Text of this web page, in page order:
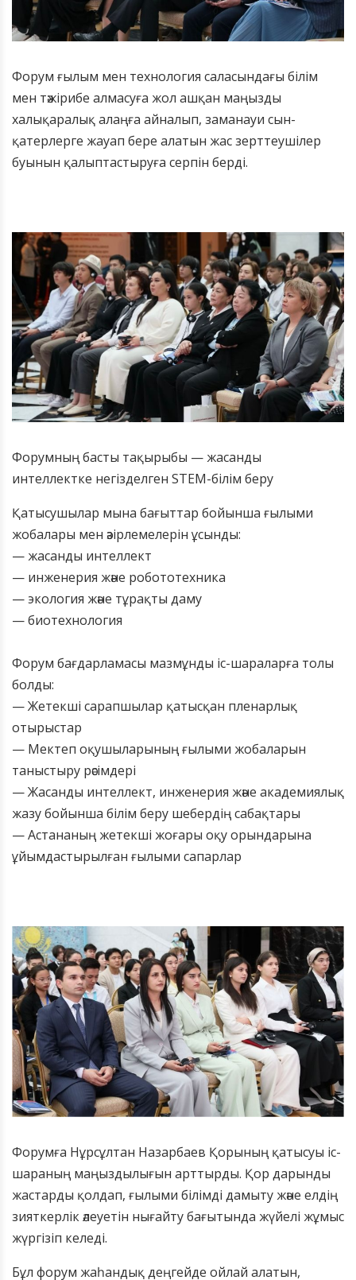
Форум ғылым мен технология саласындағы білім
мен тәжірибе алмасуға жол ашқан маңызды
халықаралық алаңға айналып, заманауи сын-
қатерлерге жауап бере алатын жас зерттеушілер
буынын қалыптастыруға серпін берді.
Форумның басты тақырыбы — жасанды
интеллектке негізделген STEM-білім беру
Қатысушылар мына бағыттар бойынша ғылыми
жобалары мен әзірлемелерін ұсынды:
— жасанды интеллект
— инженерия және робототехника
— экология және тұрақты даму
— биотехнология
Форум бағдарламасы мазмұнды іс-шараларға толы
болды:
— Жетекші сарапшылар қатысқан пленарлық
отырыстар
— Мектеп оқушыларының ғылыми жобаларын
таныстыру рәсімдері
— Жасанды интеллект, инженерия және академиялық
жазу бойынша білім беру шебердің сабақтары
— Астананың жетекші жоғары оқу орындарына
ұйымдастырылған ғылыми сапарлар
Форумға Нұрсұлтан Назарбаев Қорының қатысуы іс-
шараның маңыздылығын арттырды. Қор дарынды
жастарды қолдап, ғылыми білімді дамыту және елдің
зияткерлік әлеуетін нығайту бағытында жүйелі жұмыс
жүргізіп келеді.
Бұл форум жаһандық деңгейде ойлай алатын,